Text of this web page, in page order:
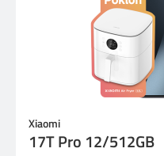
Xiaomi
17T Pro 12/512GB